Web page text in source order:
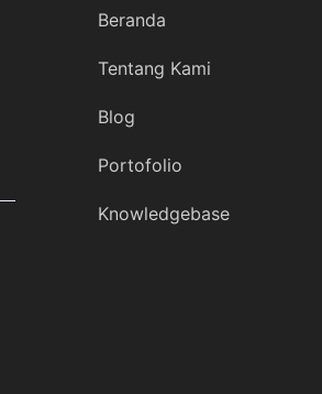
Beranda
Tentang Kami
Blog
Portofolio
Knowledgebase